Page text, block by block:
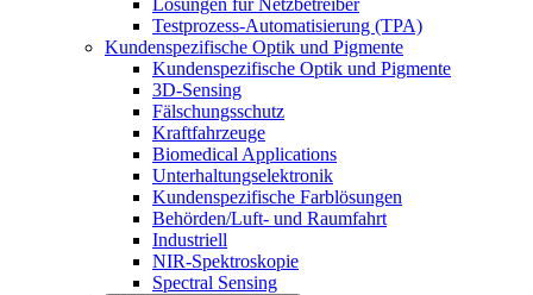
Lösungen für Netzbetreiber
Testprozess-Automatisierung (TPA)
Kundenspezifische Optik und Pigmente
Kundenspezifische Optik und Pigmente
3D-Sensing
Fälschungsschutz
Kraftfahrzeuge
Biomedical Applications
Unterhaltungselektronik
Kundenspezifische Farblösungen
Behörden/Luft- und Raumfahrt
Industriell
NIR-Spektroskopie
Spectral Sensing